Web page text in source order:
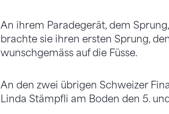
An ihrem Paradegerät, dem
brachte sie ihren ersten Sprung,
wunschgemäss auf die Füsse.
An den zwei übrigen Schweizer
Linda Stämpfli am Boden den 5.